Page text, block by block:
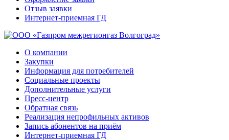
Отзыв заявки
Интернет-приемная ГД
О компании
Закупки
Информация для потребителей
Социальные проекты
Дополнительные услуги
Пресс-центр
Обратная связь
Реализация непрофильных активов
Запись абонентов на приём
Интернет-приемная ГД